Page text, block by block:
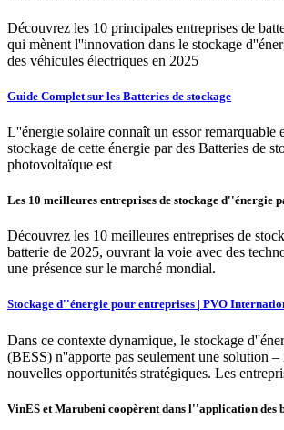
Découvrez les 10 principales entreprises de
qui mènent l''innovation dans le stockage
des véhicules électriques en 2025
Guide Complet sur les Batteries de stockage
L''énergie solaire connaît un essor remarquable
stockage de cette énergie par des Batteries de
photovoltaïque est
Les 10 meilleures entreprises de stockage d''énergie
Découvrez les 10 meilleures entreprises de
batterie de 2025, ouvrant la voie avec des
une présence sur le marché mondial.
Stockage d''énergie pour entreprises | PVO
Dans ce contexte dynamique, le stockage
(BESS) n''apporte pas seulement une solution
nouvelles opportunités stratégiques. Les
VinES et Marubeni coopèrent dans l''application des